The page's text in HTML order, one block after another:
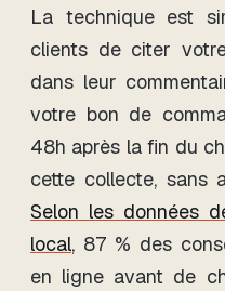
La technique est
clients de citer
dans leur
votre bon de
48h après la fin du
cette collecte, sans
Selon les données
local, 87 % des
en ligne avant de